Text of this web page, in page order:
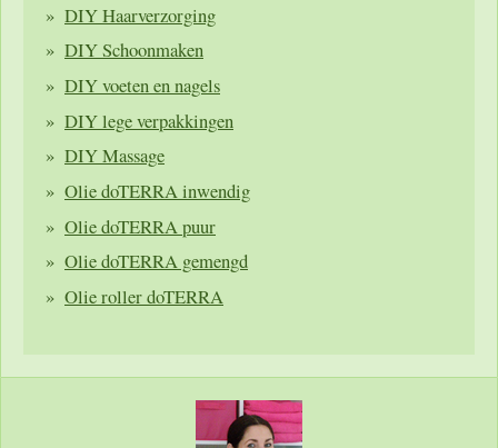
DIY Haarverzorging
DIY Schoonmaken
DIY voeten en nagels
DIY lege verpakkingen
DIY Massage
Olie doTERRA inwendig
Olie doTERRA puur
Olie doTERRA gemengd
Olie roller doTERRA